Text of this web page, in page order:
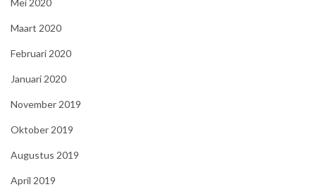
Maart 2020
Februari 2020
Januari 2020
November 2019
Oktober 2019
Augustus 2019
April 2019